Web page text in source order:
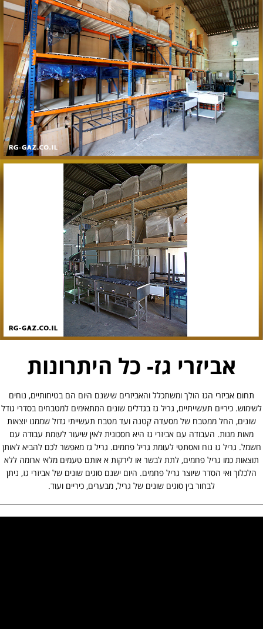
אביזרי גז- כל היתרונות
תחום אביזרי הגז הולך ומשתכלל והאביזרים שישנם היום הם בטיחותיים, נוחים
לשימוש. כיריים תעשייתיים, גריל גז בגדלים שונים המתאימים למטבחים בסדרי גודל
שונים, החל ממטבח של מסעדה קטנה ועד מטבח תעשייתי גדול שממנו יוצאות
מאות מנות. העבודה עם אביזרי גז היא חסכונית לאין שיעור לעומת עבודה עם
חשמל. גריל גז נוח ואסתטי לעומת גריל פחמים. גריל גז מאפשר לכם להביא לאותן
תוצאות כמו גריל פחמים, לתת לבשר או לירקות א אותם טעמים מלאי ארומה ללא
הלכלוך ואי הסדר שיוצר גריל פחמים. היום ישנם סוגים שונים של אביזרי גז, ניתן
לבחור בין סוגים שונים של גריל, מבערים, כיריים ועוד.